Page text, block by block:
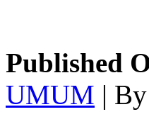
Published
UMUM | By